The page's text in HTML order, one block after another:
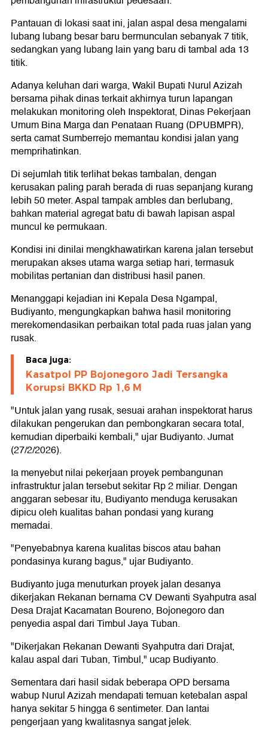
Pantauan di lokasi saat ini, jalan aspal desa mengalami
lubang lubang besar baru bermunculan sebanyak 7 titik,
sedangkan yang lubang lain yang baru di tambal ada 13
titik.
Adanya keluhan dari warga, Wakil Bupati Nurul Azizah
bersama pihak dinas terkait akhirnya turun lapangan
melakukan monitoring oleh Inspektorat, Dinas Pekerjaan
Umum Bina Marga dan Penataan Ruang (DPUBMPR),
serta camat Sumberrejo memantau kondisi jalan yang
memprihatinkan.
Di sejumlah titik terlihat bekas tambalan, dengan
kerusakan paling parah berada di ruas sepanjang kurang
lebih 50 meter. Aspal tampak ambles dan berlubang,
bahkan material agregat batu di bawah lapisan aspal
muncul ke permukaan.
Kondisi ini dinilai mengkhawatirkan karena jalan tersebut
merupakan akses utama warga setiap hari, termasuk
mobilitas pertanian dan distribusi hasil panen.
Menanggapi kejadian ini Kepala Desa Ngampal,
Budiyanto, mengungkapkan bahwa hasil monitoring
merekomendasikan perbaikan total pada ruas jalan yang
rusak.
Baca juga:
Kasatpol PP Bojonegoro Jadi Tersangka
Korupsi BKKD Rp 1,6 M
"Untuk jalan yang rusak, sesuai arahan inspektorat harus
dilakukan pengerukan dan pembongkaran secara total,
kemudian diperbaiki kembali," ujar Budiyanto. Jumat
(27/2/2026).
Ia menyebut nilai pekerjaan proyek pembangunan
infrastruktur jalan tersebut sekitar Rp 2 miliar. Dengan
anggaran sebesar itu, Budiyanto menduga kerusakan
dipicu oleh kualitas bahan pondasi yang kurang
memadai.
"Penyebabnya karena kualitas biscos atau bahan
pondasinya kurang bagus," ujar Budiyanto.
Budiyanto juga menuturkan proyek jalan desanya
dikerjakan Rekanan bernama CV Dewanti Syahputra asal
Desa Drajat Kacamatan Boureno, Bojonegoro dan
penyedia aspal dari Timbul Jaya Tuban.
"Dikerjakan Rekanan Dewanti Syahputra dari Drajat,
kalau aspal dari Tuban, Timbul," ucap Budiyanto.
Sementara dari hasil sidak beberapa OPD bersama
wabup Nurul Azizah mendapati temuan ketebalan aspal
hanya sekitar 5 hingga 6 sentimeter. Dan lantai
pengerjaan yang kwalitasnya sangat jelek.